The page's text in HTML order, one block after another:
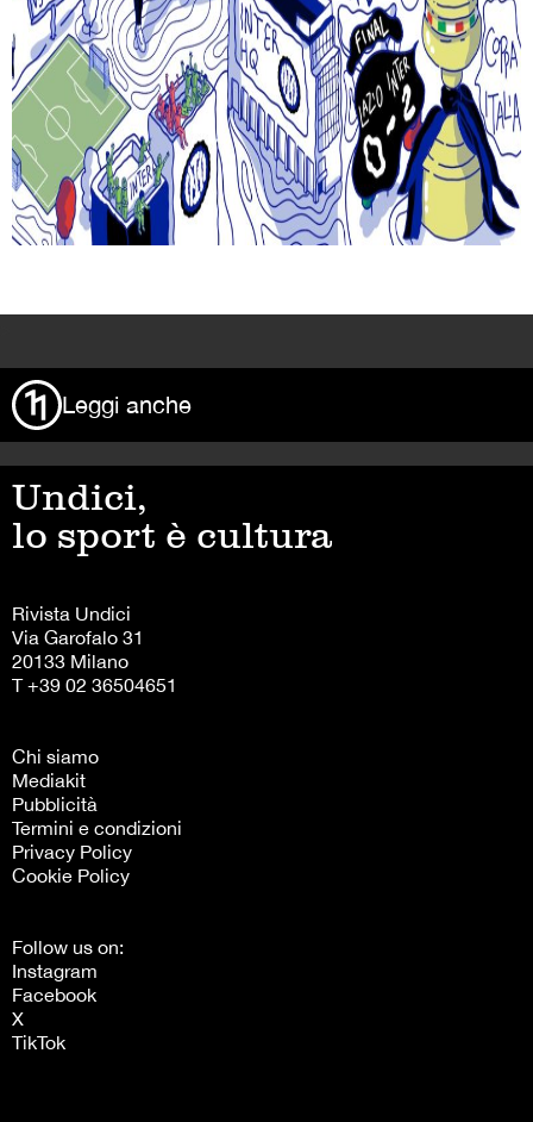
Leggi anche
Undici,
lo sport è cultura
Rivista Undici
Via Garofalo 31
20133 Milano
T +39 02 36504651
Chi siamo
Mediakit
Pubblicità
Termini e condizioni
Privacy Policy
Cookie Policy
Follow us on:
Instagram
Facebook
X
TikTok